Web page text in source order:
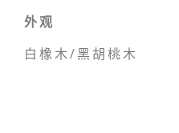
外观
白橡木/黑胡桃木